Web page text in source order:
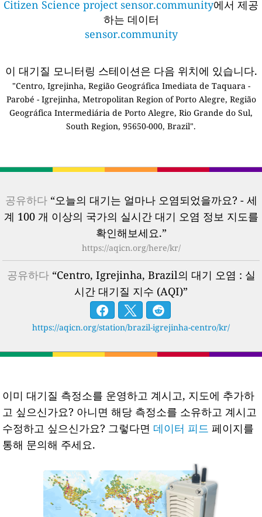
Citizen Science project sensor.community에서 제공
하는 데이터
sensor.community
이 대기질 모니터링 스테이션은 다음 위치에 있습니다.
"Centro, Igrejinha, Região Geográfica Imediata de Taquara -
Parobé - Igrejinha, Metropolitan Region of Porto Alegre, Região
Geográfica Intermediária de Porto Alegre, Rio Grande do Sul,
South Region, 95650-000, Brazil".
공유하다“오늘의 대기는 얼마나 오염되었을까요? - 세
계 100 개 이상의 국가의 실시간 대기 오염 정보 지도를
확인해보세요.”
https://aqicn.org/here/kr/
공유하다“Centro, Igrejinha, Brazil의 대기 오염 : 실
시간 대기질 지수 (AQI)”
https://aqicn.org/station/brazil-igrejinha-centro/kr/
이미 대기질 측정소를 운영하고 계시고, 지도에 추가하
고 싶으신가요? 아니면 해당 측정소를 소유하고 계시고
수정하고 싶으신가요? 그렇다면 데이터 피드 페이지를
통해 문의해 주세요.